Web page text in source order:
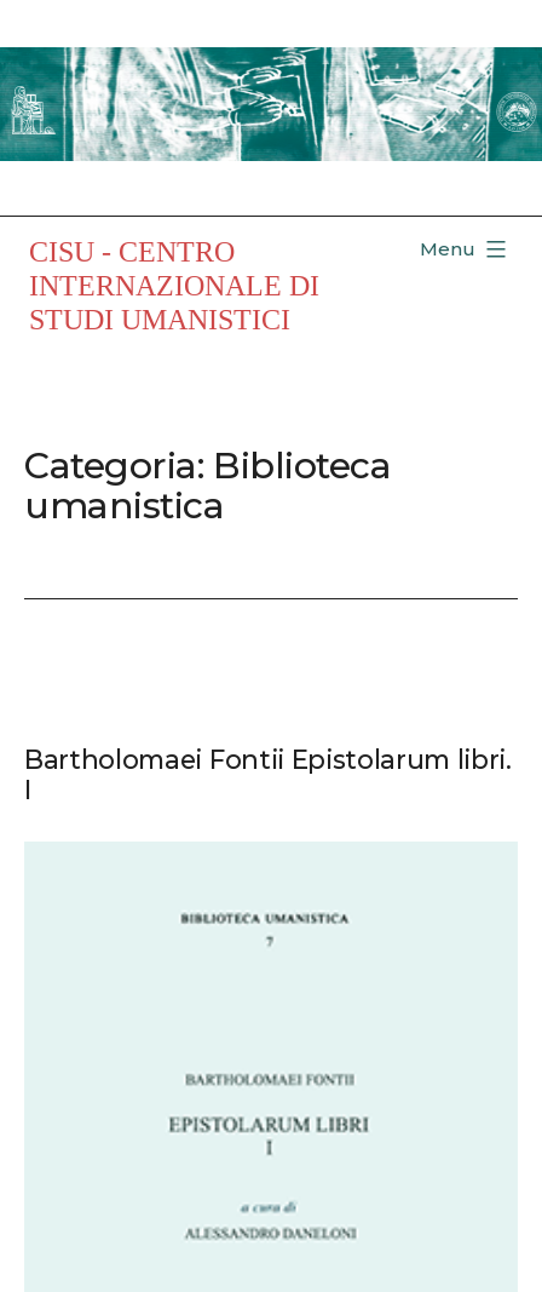
al
contenuto
CISU - CENTRO
INTERNAZIONALE DI
STUDI UMANISTICI
Menu
Categoria: Biblioteca
umanistica
Bartholomaei Fontii Epistolarum libri.
I